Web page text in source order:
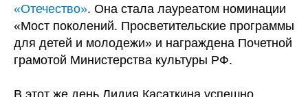
«Отечество». Она стала лауреатом номинации
«Мост поколений. Просветительские программы
для детей и молодежи» и награждена Почетной
грамотой Министерства культуры РФ.